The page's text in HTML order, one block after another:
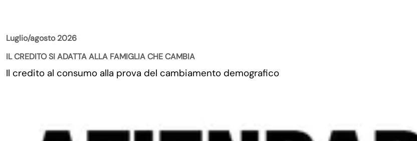
Luglio/agosto 2026
IL CREDITO SI ADATTA ALLA FAMIGLIA CHE CAMBIA
Il credito al consumo alla prova del cambiamento demografico